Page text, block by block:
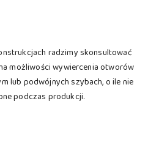
radzimy skonsultować
możliwości wywiercenia otworów
lub podwójnych szybach, o ile nie
podczas produkcji.